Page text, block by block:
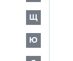
Щ
Ю